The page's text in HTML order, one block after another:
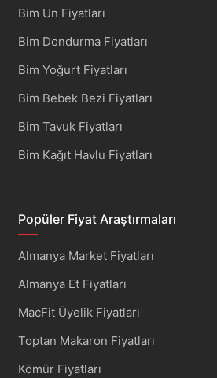
Bim Un Fiyatları
Bim Dondurma Fiyatları
Bim Yoğurt Fiyatları
Bim Bebek Bezi Fiyatları
Bim Tavuk Fiyatları
Bim Kağıt Havlu Fiyatları
Popüler Fiyat Araştırmaları
Almanya Market Fiyatları
Almanya Et Fiyatları
MacFit Üyelik Fiyatları
Toptan Makaron Fiyatları
Kömür Fiyatları